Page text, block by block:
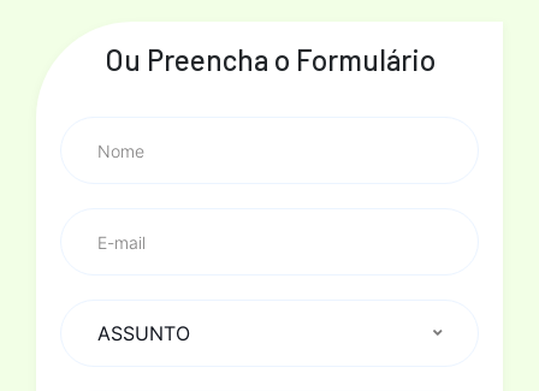
Ou Preencha o Formulário